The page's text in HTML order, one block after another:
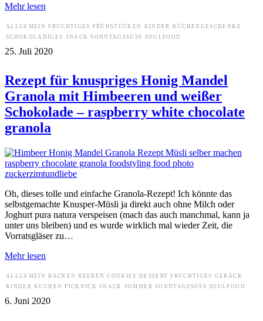
Mehr lesen
ALLGEMEIN FRUCHTIGES FRÜHSTÜCKEN KINDER KÜCHENGESCHENKE
SCHOKOLADIGES SNACK SONNTAGSSÜSS SOULFOOD
25. Juli 2020
Rezept für knuspriges Honig Mandel
Granola mit Himbeeren und weißer
Schokolade – raspberry white chocolate
granola
Oh, dieses tolle und einfache Granola-Rezept! Ich könnte das
selbstgemachte Knusper-Müsli ja direkt auch ohne Milch oder
Joghurt pura natura verspeisen (mach das auch manchmal, kann ja
unter uns bleiben) und es wurde wirklich mal wieder Zeit, die
Vorratsgläser zu…
Mehr lesen
ALLGEMEIN BACKEN BEEREN COOKIES DESSERT FRUCHTIGES GEBÄCK
KINDER
KUCHEN PICKNICK SNACK SOMMER SONNTAGSSÜSS SOULFOOD
6. Juni 2020